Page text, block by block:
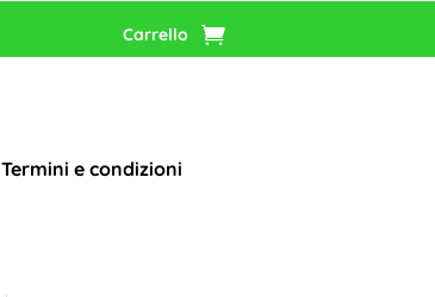
Carrello
Termini e condizioni